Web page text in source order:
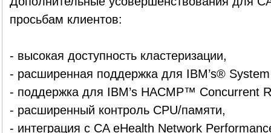
просьбам клиентов:
- высокая доступность кластеризации,
- расширенная поддержка для IBM’s®
- поддержка для IBM’s HACMP™ Concurrent
- расширенный контроль CPU/памяти,
- интеграция с CA eHealth Network